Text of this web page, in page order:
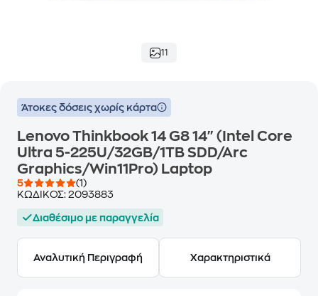
11
Άτοκες δόσεις χωρίς κάρτα
Lenovo Thinkbook 14 G8 14" (Intel Core
Ultra 5-225U/32GB/1TB SDD/Arc
Graphics/Win11Pro) Laptop
5
(1)
ΚΩΔΙΚΟΣ: 2093883
Διαθέσιμο με παραγγελία
Αναλυτική Περιγραφή Χαρακτηριστικά